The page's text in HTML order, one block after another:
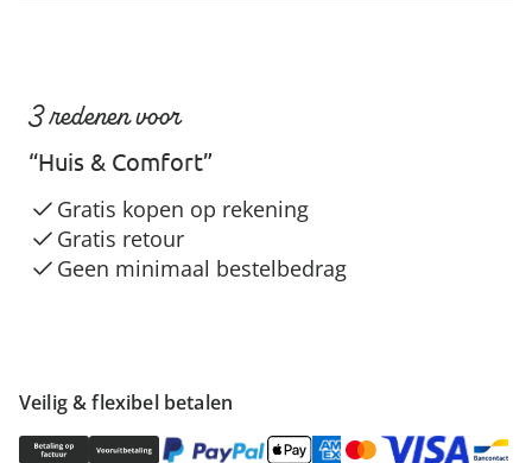
Veilig & flexibel betalen
3 redenen voor
“Huis & Comfort”
Gratis kopen op rekening
Gratis retour
Geen minimaal bestelbedrag